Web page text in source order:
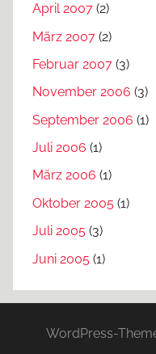
April 2007 (2)
März 2007 (2)
Februar 2007 (3)
November 2006 (3)
September 2006 (1)
Juli 2006 (1)
März 2006 (1)
Oktober 2005 (1)
Juli 2005 (3)
Juni 2005 (1)
WordPress-